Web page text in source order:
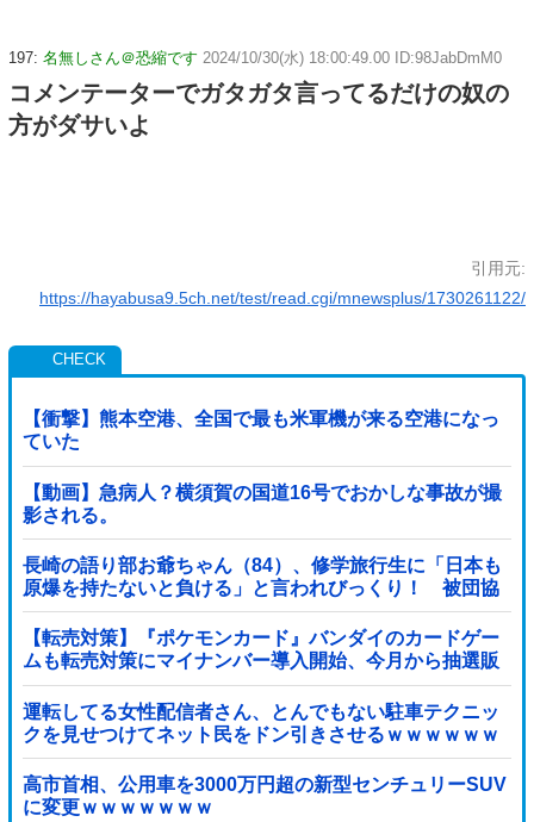
197: 名無しさん＠恐縮です 2024/10/30(水) 18:00:49.00 ID:98JabDmM0
コメンテーターでガタガタ言ってるだけの奴の
方がダサいよ
引用元:
https://hayabusa9.5ch.net/test/read.cgi/mnewsplus/1730261122/
【衝撃】熊本空港、全国で最も米軍機が来る空港になっ
ていた
【動画】急病人？横須賀の国道16号でおかしな事故が撮
影される。
長崎の語り部お爺ちゃん（84）、修学旅行生に「日本も
原爆を持たないと負ける」と言われびっくり！ 被団協
代表（85）も中学生に「核を持たないで日本...
【転売対策】『ポケモンカード』バンダイのカードゲー
ムも転売対策にマイナンバー導入開始、今月から抽選販
売に本人認証、公式大会にも「効果バツグン」
運転してる女性配信者さん、とんでもない駐車テクニッ
クを見せつけてネット民をドン引きさせるｗｗｗｗｗｗ
他
高市首相、公用車を3000万円超の新型センチュリーSUV
に変更ｗｗｗｗｗｗｗ